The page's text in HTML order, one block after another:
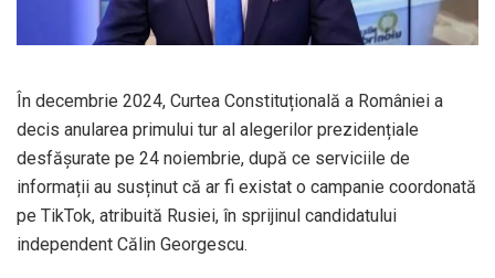
În decembrie 2024, Curtea Constituțională a României a
decis anularea primului tur al alegerilor prezidențiale
desfășurate pe 24 noiembrie, după ce serviciile de
informații au susținut că ar fi existat o campanie coordonată
pe TikTok, atribuită Rusiei, în sprijinul candidatului
independent Călin Georgescu.